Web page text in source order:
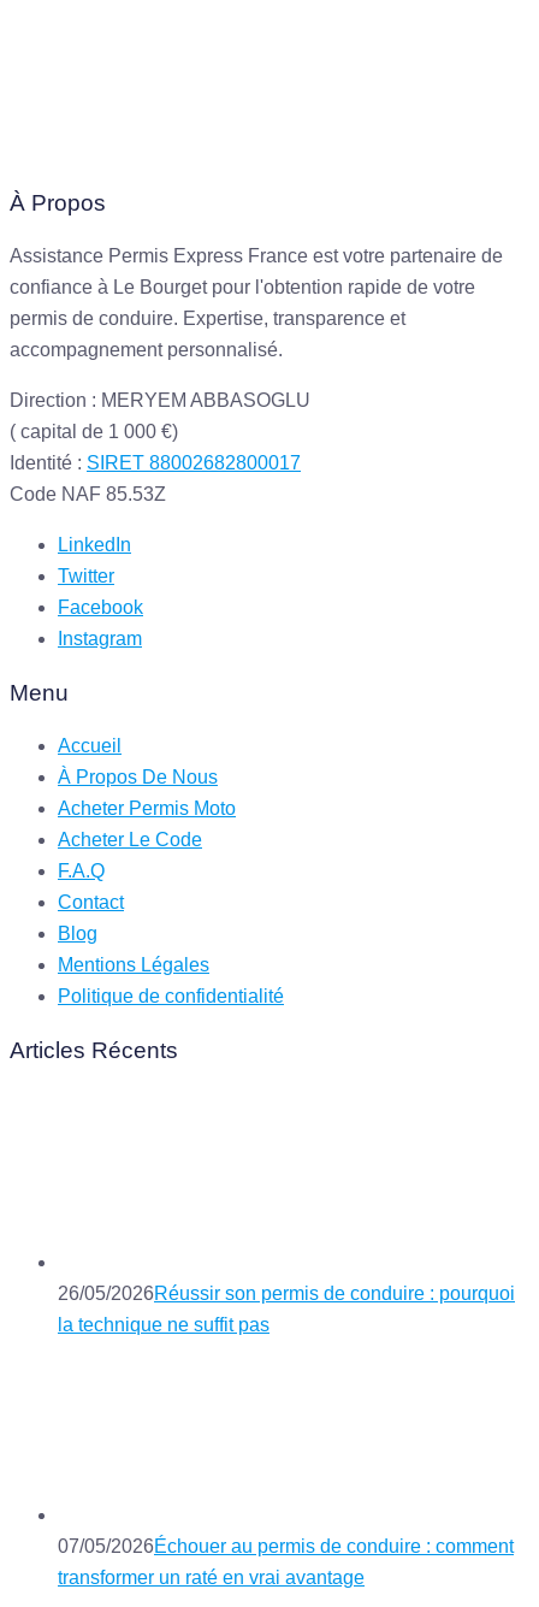
À Propos
Assistance Permis Express France est votre partenaire de
confiance à Le Bourget pour l'obtention rapide de votre
permis de conduire. Expertise, transparence et
accompagnement personnalisé.
Direction : MERYEM ABBASOGLU
( capital de 1 000 €)
Identité : SIRET 88002682800017
Code NAF 85.53Z
LinkedIn
Twitter
Facebook
Instagram
Menu
Accueil
À Propos De Nous
Acheter Permis Moto
Acheter Le Code
F.A.Q
Contact
Blog
Mentions Légales
Politique de confidentialité
Articles Récents
26/05/2026Réussir son permis de conduire : pourquoi
la technique ne suffit pas
07/05/2026Échouer au permis de conduire : comment
transformer un raté en vrai avantage